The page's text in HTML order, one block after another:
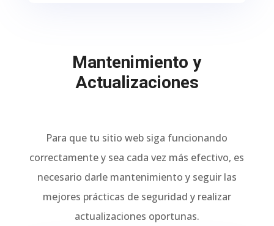
Mantenimiento y
Actualizaciones
Para que tu sitio web siga funcionando
correctamente y sea cada vez más efectivo, es
necesario darle mantenimiento y seguir las
mejores prácticas de seguridad y realizar
actualizaciones oportunas.